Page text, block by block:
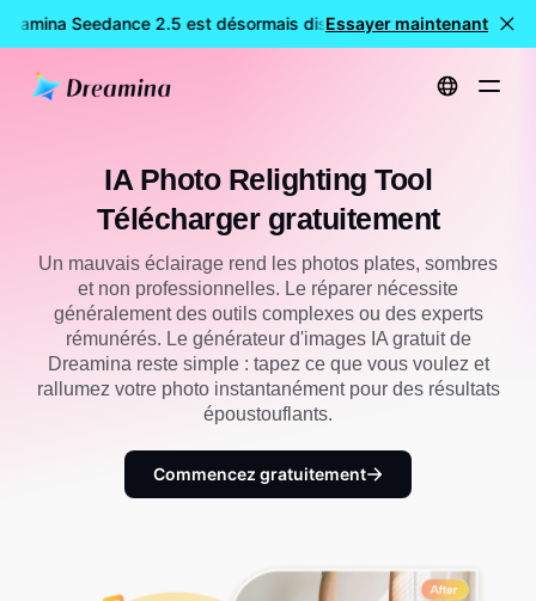
Seedance 2.5 est désormais disponible 🎉 Nouveau
Essayer maintenant
Accueil Créer IA Photo Relighting Tool Télécharger gratuitement
IA Photo Relighting Tool
Télécharger gratuitement
Un mauvais éclairage rend les photos plates, sombres
et non professionnelles. Le réparer nécessite
généralement des outils complexes ou des experts
rémunérés. Le générateur d'images IA gratuit de
Dreamina reste simple : tapez ce que vous voulez et
rallumez votre photo instantanément pour des résultats
époustouflants.
Commencez gratuitement